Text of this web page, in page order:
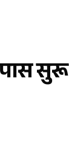
सुरू